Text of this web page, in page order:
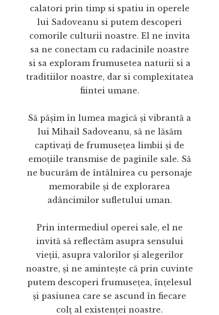
calatori prin timp si spatiu in operele
lui Sadoveanu si putem descoperi
comorile culturii noastre. El ne invita
sa ne conectam cu radacinile noastre
si sa exploram frumusetea naturii si a
traditiilor noastre, dar si complexitatea
fiintei umane.
Să pășim în lumea magică și vibrantă a
lui Mihail Sadoveanu, să ne lăsăm
captivați de frumusețea limbii și de
emoțiile transmise de paginile sale. Să
ne bucurăm de întâlnirea cu personaje
memorabile și de explorarea
adâncimilor sufletului uman.
Prin intermediul operei sale, el ne
invită să reflectăm asupra sensului
vieții, asupra valorilor și alegerilor
noastre, și ne amintește că prin cuvinte
putem descoperi frumusețea, înțelesul
și pasiunea care se ascund în fiecare
colț al existenței noastre.